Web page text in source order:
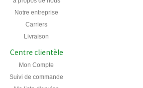
Notre entreprise
Carriers
Livraison
Centre clientèle
Mon Compte
Suivi de commande